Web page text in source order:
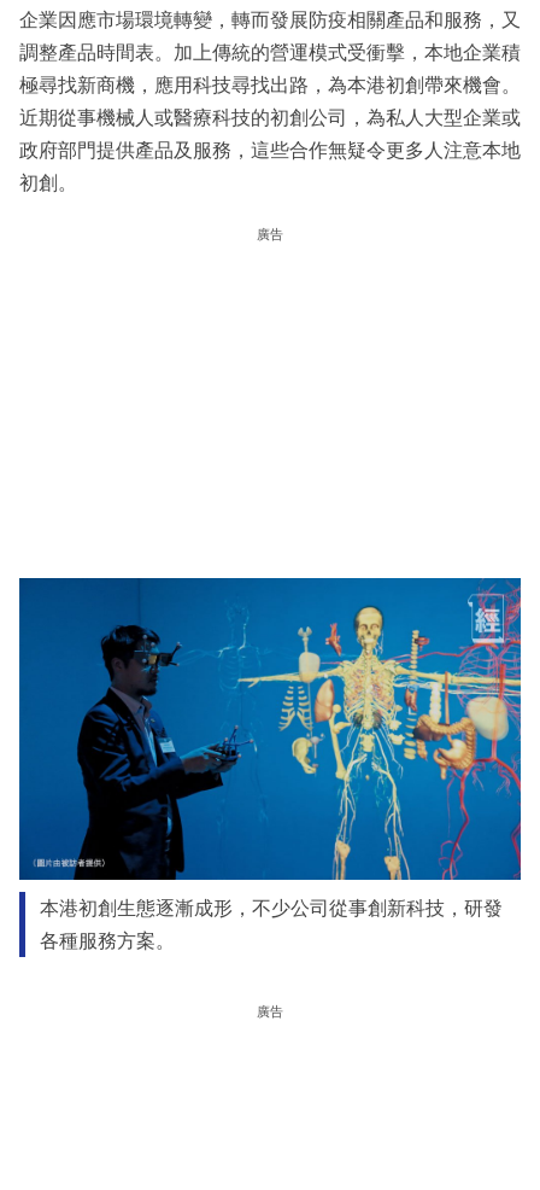
企業因應市場環境轉變，轉而發展防疫相關產品和服務，又
調整產品時間表。加上傳統的營運模式受衝擊，本地企業積
極尋找新商機，應用科技尋找出路，為本港初創帶來機會。
近期從事機械人或醫療科技的初創公司，為私人大型企業或
政府部門提供產品及服務，這些合作無疑令更多人注意本地
初創。
廣告
本港初創生態逐漸成形，不少公司從事創新科技，研發
各種服務方案。
廣告